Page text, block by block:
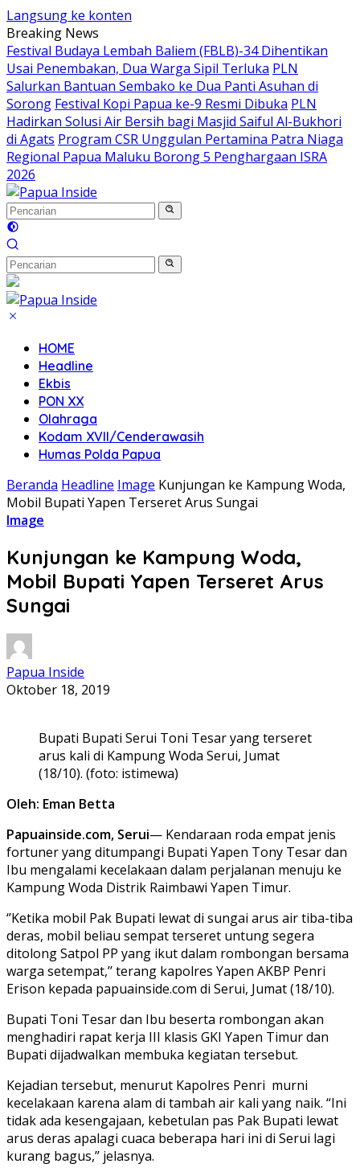
Langsung ke konten
Breaking News
Festival Budaya Lembah Baliem (FBLB)-34 Dihentikan
Usai Penembakan, Dua Warga Sipil Terluka PLN
Salurkan Bantuan Sembako ke Dua Panti Asuhan di
Sorong Festival Kopi Papua ke-9 Resmi Dibuka PLN
Hadirkan Solusi Air Bersih bagi Masjid Saiful Al-Bukhori
di Agats Program CSR Unggulan Pertamina Patra Niaga
Regional Papua Maluku Borong 5 Penghargaan ISRA
2026
HOME
Headline
Ekbis
PON XX
Olahraga
Kodam XVII/Cenderawasih
Humas Polda Papua
Beranda Headline Image Kunjungan ke Kampung Woda,
Mobil Bupati Yapen Terseret Arus Sungai
Image
Kunjungan ke Kampung Woda,
Mobil Bupati Yapen Terseret Arus
Sungai
Papua Inside
Oktober 18, 2019
Bupati Bupati Serui Toni Tesar yang terseret
arus kali di Kampung Woda Serui, Jumat
(18/10). (foto: istimewa)
Oleh: Eman Betta
Papuainside.com, Serui— Kendaraan roda empat jenis
fortuner yang ditumpangi Bupati Yapen Tony Tesar dan
Ibu mengalami kecelakaan dalam perjalanan menuju ke
Kampung Woda Distrik Raimbawi Yapen Timur.
‘’Ketika mobil Pak Bupati lewat di sungai arus air tiba-tiba
deras, mobil beliau sempat terseret untung segera
ditolong Satpol PP yang ikut dalam rombongan bersama
warga setempat,’’ terang kapolres Yapen AKBP Penri
Erison kepada papuainside.com di Serui, Jumat (18/10).
Bupati Toni Tesar dan Ibu beserta rombongan akan
menghadiri rapat kerja III klasis GKI Yapen Timur dan
Bupati dijadwalkan membuka kegiatan tersebut.
Kejadian tersebut, menurut Kapolres Penri murni
kecelakaan karena alam di tambah air kali yang naik. “Ini
tidak ada kesengajaan, kebetulan pas Pak Bupati lewat
arus deras apalagi cuaca beberapa hari ini di Serui lagi
kurang bagus,’’ jelasnya.